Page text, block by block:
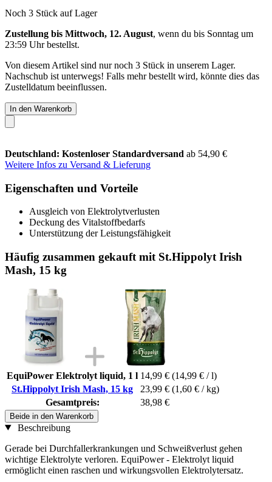
Noch 3 Stück auf Lager
Zustellung bis Mittwoch, 12. August, wenn du bis Sonntag um
23:59 Uhrbestellst.
Von diesem Artikel sind nur noch 3 Stück in unserem Lager.
Nachschub ist unterwegs! Falls mehr bestellt wird, könnte dies das
Zustelldatum beeinflussen.
In den Warenkorb
Deutschland: Kostenloser Standardversand ab 54,90 €
Weitere Infos zu Versand & Lieferung
Eigenschaften und Vorteile
Ausgleich von Elektrolytverlusten
Deckung des Vitalstoffbedarfs
Unterstützung der Leistungsfähigkeit
Häufig zusammen gekauft mit St.Hippolyt Irish
Mash, 15 kg
EquiPower Elektrolyt liquid, 1 l 14,99 € (14,99 € / l)
St.Hippolyt Irish Mash, 15 kg
23,99 € (1,60 € / kg)
Gesamtpreis:
38,98 €
Beide in den Warenkorb
Beschreibung
Gerade bei Durchfallerkrankungen und Schweißverlust gehen
wichtige Elektrolyte verloren. EquiPower - Elektrolyt liquid
ermöglicht einen raschen und wirkungsvollen Elektrolytersatz.